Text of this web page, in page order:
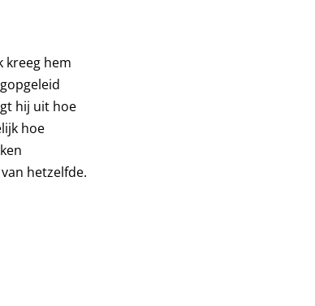
kreeg hem
hij uit hoe
hoe
hetzelfde.